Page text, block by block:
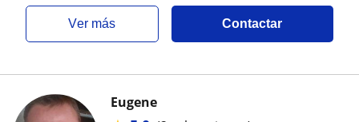
ver más Contactar
Eugene